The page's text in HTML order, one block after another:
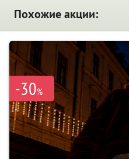
Похожие акции:
-30%